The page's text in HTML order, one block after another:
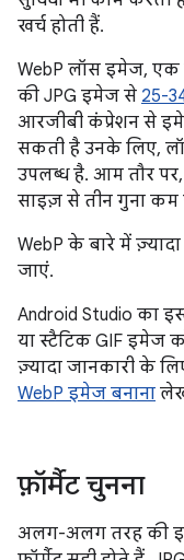
खर्च होती हैं.
WebP लॉस इमेज,
की JPG इमेज से 25-
आरजीबी कंप्रेशन से
सकती है उनके लिए,
उपलब्ध है. आम तौर
साइज़ से तीन गुना कम
WebP के बारे में
जाएं.
Android Studio का
या स्टैटिक GIF इमेज
ज़्यादा जानकारी के
WebP इमेज बनाना
फ़ॉर्मैट चुनना
अलग-अलग तरह की